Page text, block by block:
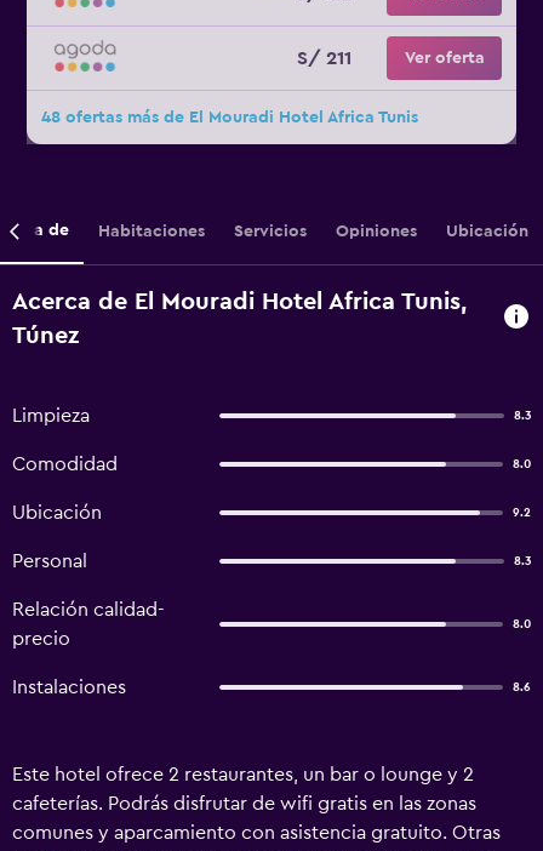
S/ 211 Ver oferta
48 ofertas más de El Mouradi Hotel Africa Tunis
de Habitaciones Servicios Opiniones Ubicación
Acerca de El Mouradi Hotel Africa Tunis,
Túnez
Limpieza 8.3
Comodidad 8.0
Ubicación 9.2
Personal 8.3
Relación calidad-
precio
8.0
Instalaciones 8.6
Este hotel ofrece 2 restaurantes, un bar o lounge y 2
cafeterías. Podrás disfrutar de wifi gratis en las zonas
comunes y aparcamiento con asistencia gratuito. Otras